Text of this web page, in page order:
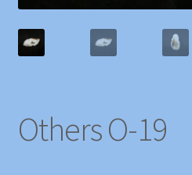
Others O-19